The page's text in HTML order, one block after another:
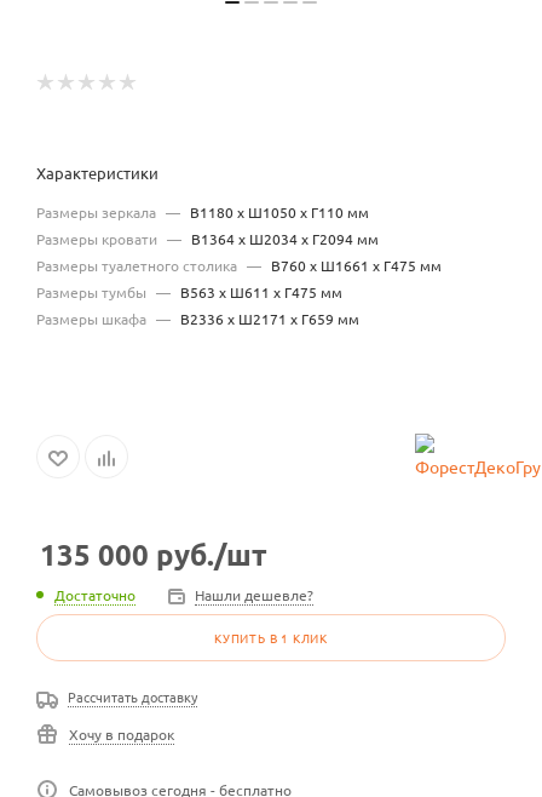
Характеристики
Размеры зеркала — В1180 х Ш1050 х Г110 мм
Размеры кровати — В1364 х Ш2034 х Г2094 мм
Размеры туалетного столика — В760 х Ш1661 х Г475 мм
Размеры тумбы — В563 х Ш611 х Г475 мм
Размеры шкафа — В2336 х Ш2171 х Г659 мм
135 000 руб./шт
Достаточно Нашли дешевле?
КУПИТЬ В 1 КЛИК
Рассчитать доставку
Хочу в подарок
Самовывоз сегодня - бесплатно